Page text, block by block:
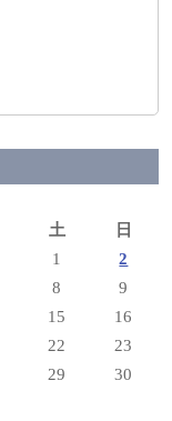
土 日
1
2
8
9
15
16
22
23
29
30